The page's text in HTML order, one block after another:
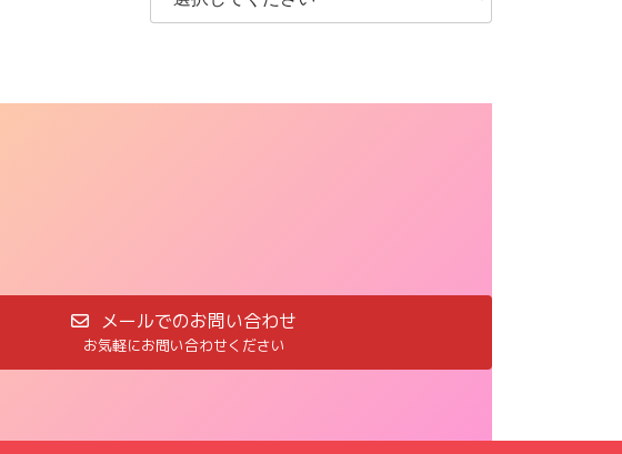
メールでのお問い合わせ
お気軽にお問い合わせください